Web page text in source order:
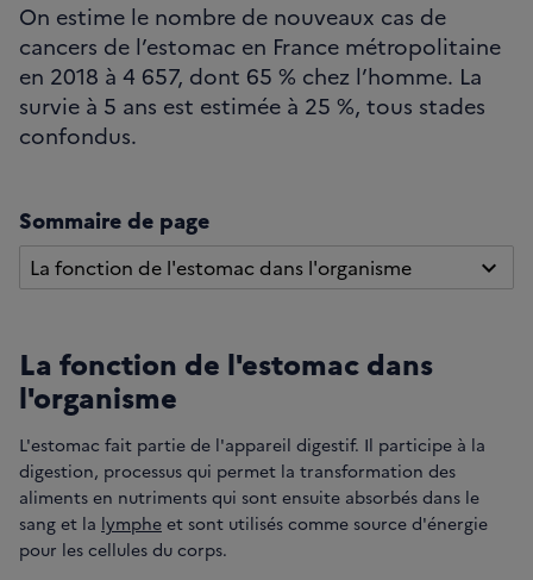
On estime le nombre de nouveaux cas de
cancers de l’estomac en France métropolitaine
en 2018 à 4 657, dont 65 % chez l’homme. La
survie à 5 ans est estimée à 25 %, tous stades
confondus.
Sommaire de page
La fonction de l'estomac dans l'organisme
La fonction de l'estomac dans
l'organisme
L'estomac fait partie de l'appareil digestif. Il participe à la
digestion, processus qui permet la transformation des
aliments en nutriments qui sont ensuite absorbés dans le
sang et la lymphe et sont utilisés comme source d'énergie
pour les cellules du corps.